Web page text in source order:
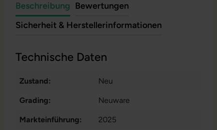
Beschreibung Bewertungen
Sicherheit & Herstellerinformationen
Technische Daten
Zustand: Neu
Grading: Neuware
Markteinführung: 2025